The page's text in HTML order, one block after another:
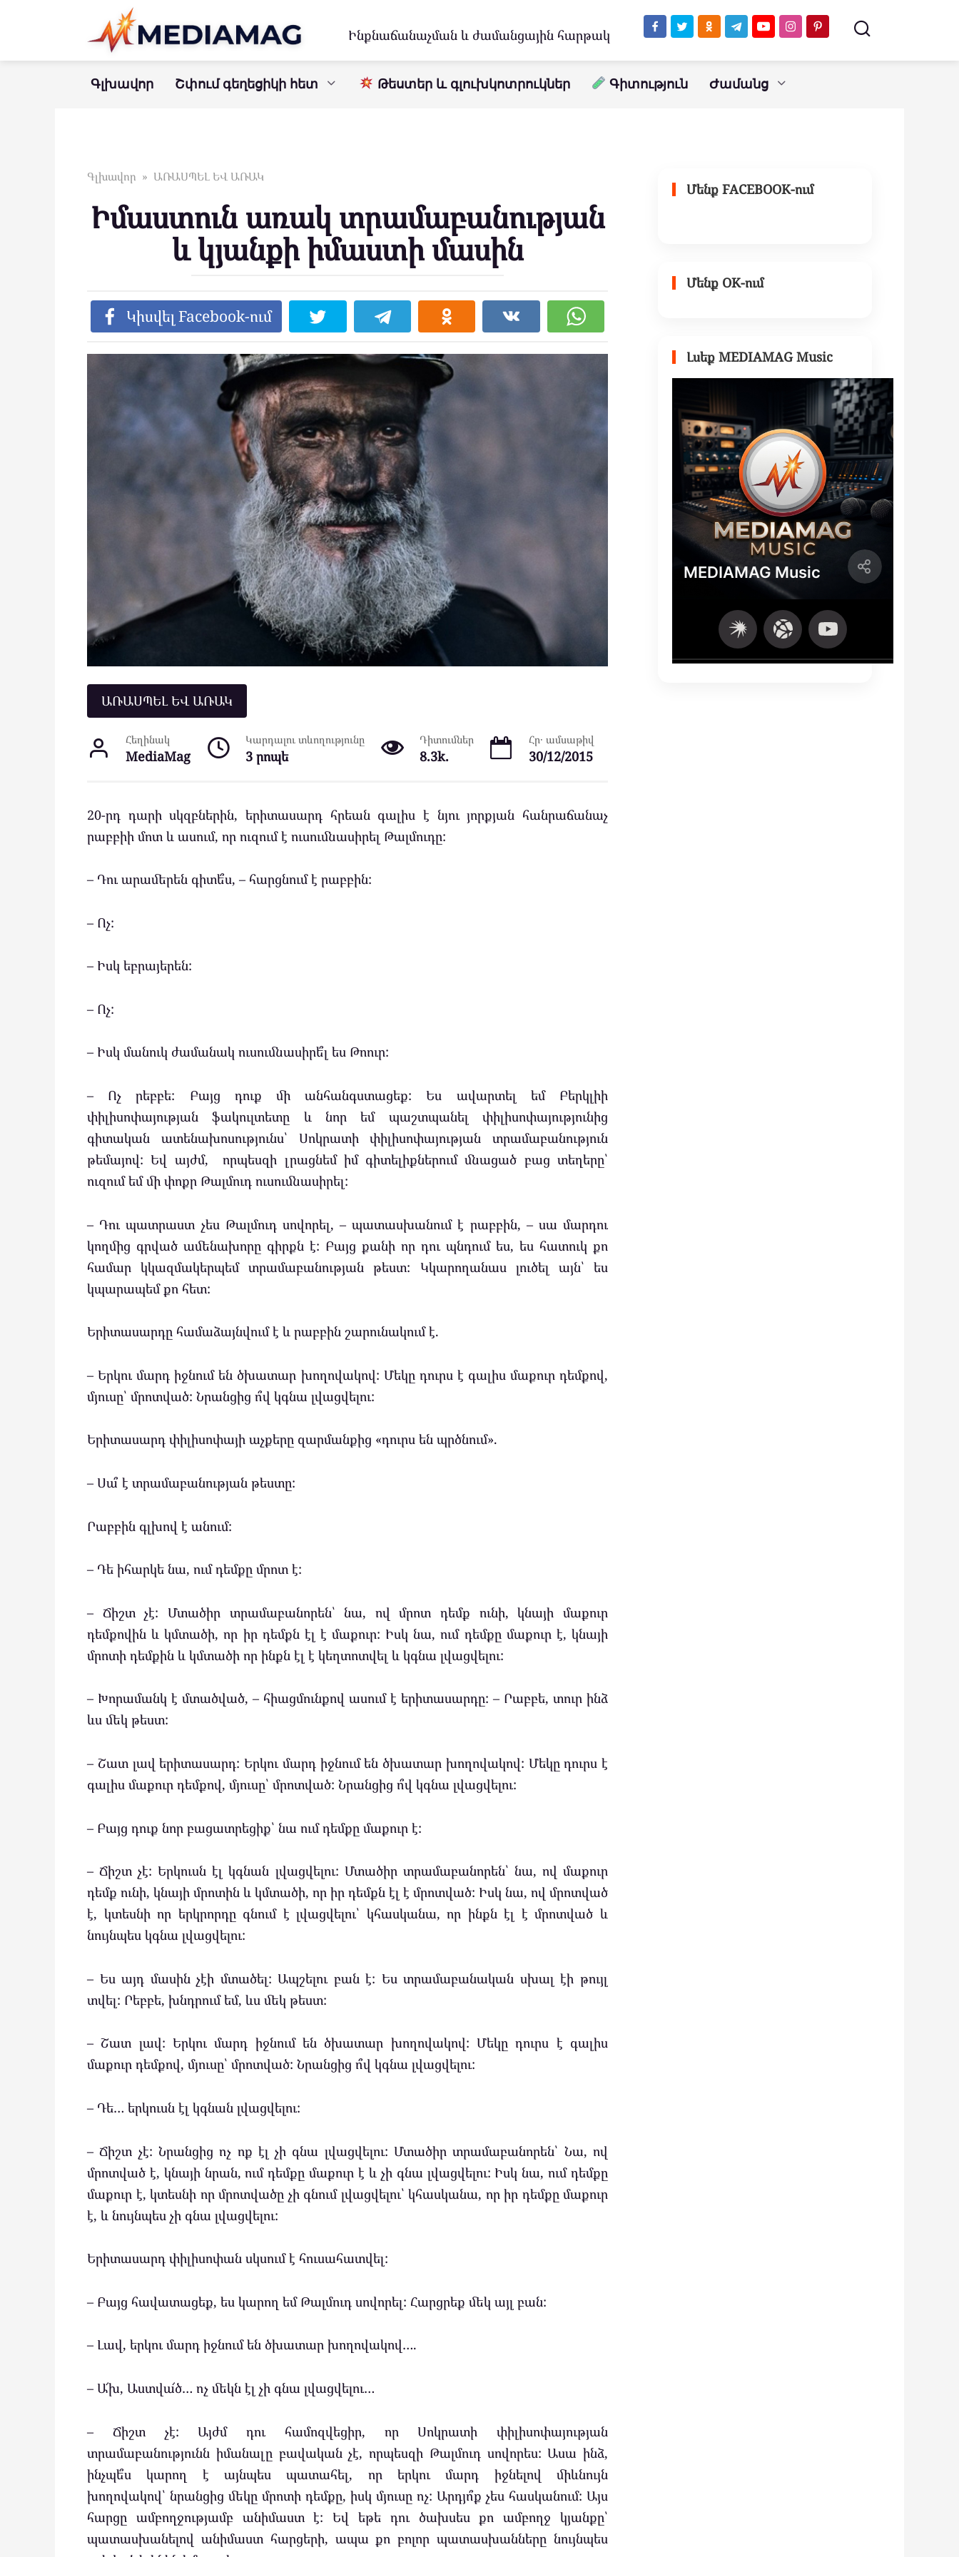
Ինքնաճանաչման և ժամանցային հարթակ
Գլխավոր Շփում գեղեցիկի հետ Թեստեր և գլուխկոտրուկներ Գիտություն Ժամանց
Գլխավոր » ԱՌԱՍՊԵԼ ԵՎ ԱՌԱԿ
Իմաստուն առակ տրամաբանության
և կյանքի իմաստի մասին
Կիսվել Facebook-ում
ԱՌԱՍՊԵԼ ԵՎ ԱՌԱԿ
Հեղինակ
MediaMag
Կարդալու տևողությունը
3 րոպե
Դիտումներ
8.3k.
Հր․ ամսաթիվ
30/12/2015
20-րդ դարի սկզբներին, երիտասարդ հրեան գալիս է նյու յորքյան հանրաճանաչ
րաբբիի մոտ և ասում, որ ուզում է ուսումնասիրել Թալմուդը:
– Դու արամերեն գիտե՞ս, – հարցնում է րաբբին:
– Ոչ:
– Իսկ եբրայերեն:
– Ոչ:
– Իսկ մանուկ ժամանակ ուսումնասիրե՞լ ես Թոուր:
– Ոչ րեբբե: Բայց դուք մի անհանգստացեք: Ես ավարտել եմ Բերկլիի
փիլիսոփայության ֆակուլտետը և նոր եմ պաշտպանել փիլիսոփայությունից
գիտական ատենախոսությունս՝ Սոկրատի փիլիսոփայության տրամաբանություն
թեմայով: Եվ այժմ, որպեսզի լրացնեմ իմ գիտելիքներում մնացած բաց տեղերը՝
ուզում եմ մի փոքր Թալմուդ ուսումնասիրել:
– Դու պատրաստ չես Թալմուդ սովորել, – պատասխանում է րաբբին, – սա մարդու
կողմից գրված ամենախորը գիրքն է: Բայց քանի որ դու պնդում ես, ես հատուկ քո
համար կկազմակերպեմ տրամաբանության թեստ: Կկարողանաս լուծել այն՝ ես
կպարապեմ քո հետ:
Երիտասարդը համաձայնվում է և րաբբին շարունակում է.
– Երկու մարդ իջնում են ծխատար խողովակով: Մեկը դուրս է գալիս մաքուր դեմքով,
մյուսը՝ մրոտված: Նրանցից ո՞վ կգնա լվացվելու:
Երիտասարդ փիլիսոփայի աչքերը զարմանքից «դուրս են պրծնում».
– Սա՞ է տրամաբանության թեստը:
Րաբբին գլխով է անում:
– Դե իհարկե նա, ում դեմքը մրոտ է:
– Ճիշտ չէ: Մտածիր տրամաբանորեն՝ նա, ով մրոտ դեմք ունի, կնայի մաքուր
դեմքովին և կմտածի, որ իր դեմքն էլ է մաքուր: Իսկ նա, ում դեմքը մաքուր է, կնայի
մրոտի դեմքին և կմտածի որ ինքն էլ է կեղտոտվել և կգնա լվացվելու:
– Խորամանկ է մտածված, – հիացմունքով ասում է երիտասարդը: – Րաբբե, տուր ինձ
ևս մեկ թեստ:
– Շատ լավ երիտասարդ: Երկու մարդ իջնում են ծխատար խողովակով: Մեկը դուրս է
գալիս մաքուր դեմքով, մյուսը՝ մրոտված: Նրանցից ո՞վ կգնա լվացվելու:
– Բայց դուք նոր բացատրեցիք՝ նա ում դեմքը մաքուր է:
– Ճիշտ չէ: Երկուսն էլ կգնան լվացվելու: Մտածիր տրամաբանորեն՝ նա, ով մաքուր
դեմք ունի, կնայի մրոտին և կմտածի, որ իր դեմքն էլ է մրոտված: Իսկ նա, ով մրոտված
է, կտեսնի որ երկրորդը գնում է լվացվելու՝ կհասկանա, որ ինքն էլ է մրոտված և
նույնպես կգնա լվացվելու:
– Ես այդ մասին չէի մտածել: Ապշելու բան է: Ես տրամաբանական սխալ էի թույլ
տվել: Րեբբե, խնդրում եմ, ևս մեկ թեստ:
– Շատ լավ: Երկու մարդ իջնում են ծխատար խողովակով: Մեկը դուրս է գալիս
մաքուր դեմքով, մյուսը՝ մրոտված: Նրանցից ո՞վ կգնա լվացվելու:
– Դե… երկուսն էլ կգնան լվացվելու:
– Ճիշտ չէ: Նրանցից ոչ ոք էլ չի գնա լվացվելու: Մտածիր տրամաբանորեն՝ Նա, ով
մրոտված է, կնայի նրան, ում դեմքը մաքուր է և չի գնա լվացվելու: Իսկ նա, ում դեմքը
մաքուր է, կտեսնի որ մրոտվածը չի գնում լվացվելու՝ կհասկանա, որ իր դեմքը մաքուր
է, և նույնպես չի գնա լվացվելու:
Երիտասարդ փիլիսոփան սկսում է հուսահատվել:
– Բայց հավատացեք, ես կարող եմ Թալմուդ սովորել: Հարցրեք մեկ այլ բան:
– Լավ, երկու մարդ իջնում են ծխատար խողովակով….
– Ա՜խ, Աստվա՜ծ… ոչ մեկն էլ չի գնա լվացվելու…
– Ճիշտ չէ: Այժմ դու համոզվեցիր, որ Սոկրատի փիլիսոփայության
տրամաբանությունն իմանալը բավական չէ, որպեսզի Թալմուդ սովորես: Ասա ինձ,
ինչպե՞ս կարող է այնպես պատահել, որ երկու մարդ իջնելով միևնույն
խողովակով՝ նրանցից մեկը մրոտի դեմքը, իսկ մյուսը ոչ: Արդյո՞ք չես հասկանում: Այս
հարցը ամբողջությամբ անիմաստ է: Եվ եթե դու ծախսես քո ամբողջ կյանքը՝
պատասխանելով անիմաստ հարցերի, ապա քո բոլոր պատասխանները նույնպես
Մենք FACEBOOK-ում
Մենք OK-ում
Լսեք MEDIAMAG Music